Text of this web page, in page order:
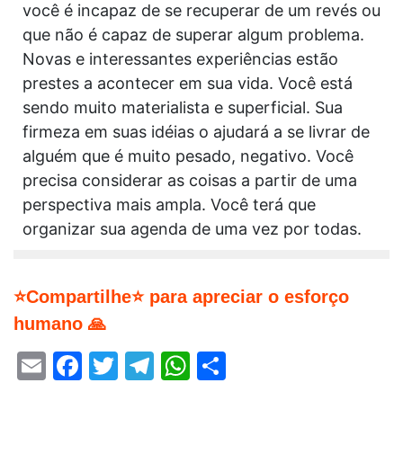
você é incapaz de se recuperar de um revés ou
que não é capaz de superar algum problema.
Novas e interessantes experiências estão
prestes a acontecer em sua vida. Você está
sendo muito materialista e superficial. Sua
firmeza em suas idéias o ajudará a se livrar de
alguém que é muito pesado, negativo. Você
precisa considerar as coisas a partir de uma
perspectiva mais ampla. Você terá que
organizar sua agenda de uma vez por todas.
⭐Compartilhe⭐ para apreciar o esforço
humano 🙏
EmailFacebook
Twitter
Telegram
WhatsApp